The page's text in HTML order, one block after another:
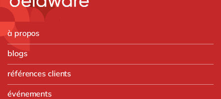
à propos
blogs
références clients
événements